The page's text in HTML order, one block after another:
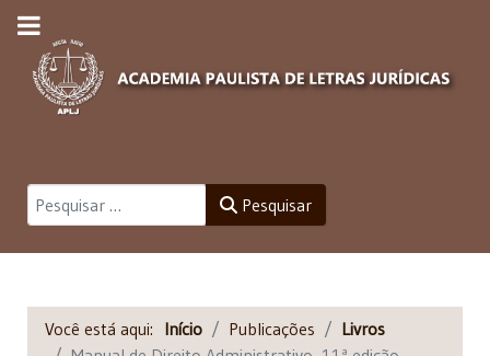
Pesquisar Pesquisar
Você está aqui: Início Publicações
Livros